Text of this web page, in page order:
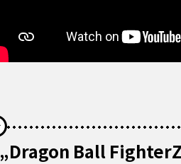
„Dragon Ball